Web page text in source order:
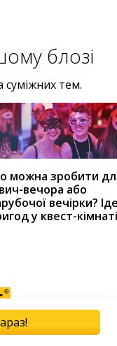
блозі
суміжних тем.
можна зробити
вечора або
вечірки?
у квест-